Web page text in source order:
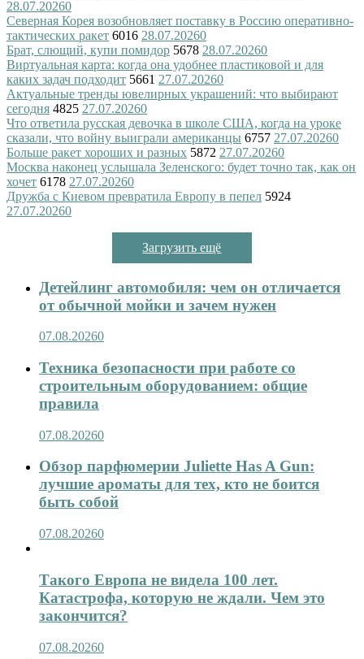
28.07.20260
Северная Корея возобновляет поставку в Россию оперативно-
тактических ракет 6016 28.07.20260
Брат, слющий, купи помидор 5678 28.07.20260
Виртуальная карта: когда она удобнее пластиковой и для
каких задач подходит 5661 27.07.20260
Актуальные тренды ювелирных украшений: что выбирают
сегодня 4825 27.07.20260
Что ответила русская девочка в школе США, когда на уроке
сказали, что войну выиграли американцы 6757 27.07.20260
Больше ракет хороших и разных 5872 27.07.20260
Москва наконец услышала Зеленского: будет точно так, как он
хочет 6178 27.07.20260
Дружба с Киевом превратила Европу в пепел 5924
27.07.20260
Загрузить ещё
Детейлинг автомобиля: чем он отличается
от обычной мойки и зачем нужен
07.08.20260
Техника безопасности при работе со
строительным оборудованием: общие
правила
07.08.20260
Обзор парфюмерии Juliette Has A Gun:
лучшие ароматы для тех, кто не боится
быть собой
07.08.20260
Такого Европа не видела 100 лет.
Катастрофа, которую не ждали. Чем это
закончится?
07.08.20260